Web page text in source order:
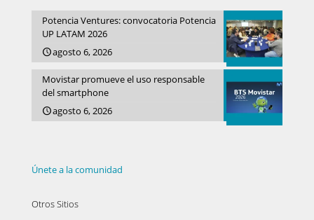
Potencia Ventures: convocatoria Potencia
UP LATAM 2026
agosto 6, 2026
Movistar promueve el uso responsable
del smartphone
agosto 6, 2026
Únete a la comunidad
Otros Sitios